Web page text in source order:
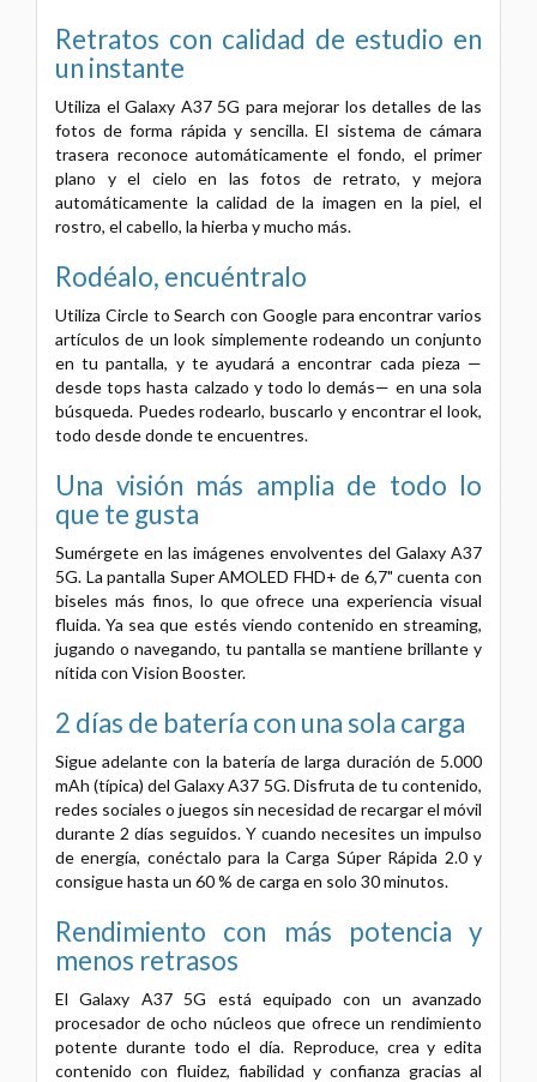
Retratos con calidad de estudio en
un instante
Utiliza el Galaxy A37 5G para mejorar los detalles de las
fotos de forma rápida y sencilla. El sistema de cámara
trasera reconoce automáticamente el fondo, el primer
plano y el cielo en las fotos de retrato, y mejora
automáticamente la calidad de la imagen en la piel, el
rostro, el cabello, la hierba y mucho más.
Rodéalo, encuéntralo
Utiliza Circle to Search con Google para encontrar varios
artículos de un look simplemente rodeando un conjunto
en tu pantalla, y te ayudará a encontrar cada pieza —
desde tops hasta calzado y todo lo demás— en una sola
búsqueda. Puedes rodearlo, buscarlo y encontrar el look,
todo desde donde te encuentres.
Una visión más amplia de todo lo
que te gusta
Sumérgete en las imágenes envolventes del Galaxy A37
5G. La pantalla Super AMOLED FHD+ de 6,7" cuenta con
biseles más finos, lo que ofrece una experiencia visual
fluida. Ya sea que estés viendo contenido en streaming,
jugando o navegando, tu pantalla se mantiene brillante y
nítida con Vision Booster.
2 días de batería con una sola carga
Sigue adelante con la batería de larga duración de 5.000
mAh (típica) del Galaxy A37 5G. Disfruta de tu contenido,
redes sociales o juegos sin necesidad de recargar el móvil
durante 2 días seguidos. Y cuando necesites un impulso
de energía, conéctalo para la Carga Súper Rápida 2.0 y
consigue hasta un 60 % de carga en solo 30 minutos.
Rendimiento con más potencia y
menos retrasos
El Galaxy A37 5G está equipado con un avanzado
procesador de ocho núcleos que ofrece un rendimiento
potente durante todo el día. Reproduce, crea y edita
contenido con fluidez, fiabilidad y confianza gracias al